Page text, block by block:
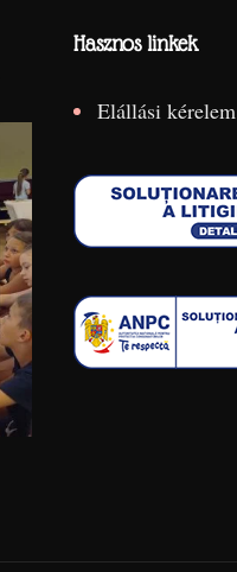
Hasznos linkek
Elállási kérelem